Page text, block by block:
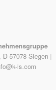
57078 Siegen |
is.com